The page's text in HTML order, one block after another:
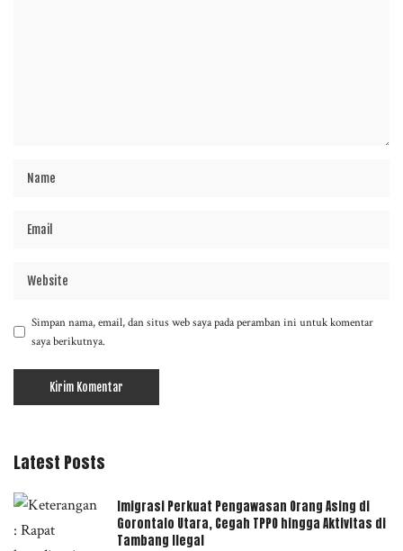
Simpan nama, email, dan situs web saya pada peramban ini untuk komentar
saya berikutnya.
Latest Posts
Imigrasi Perkuat Pengawasan Orang Asing di
Gorontalo Utara, Cegah TPPO hingga Aktivitas di
Tambang Ilegal